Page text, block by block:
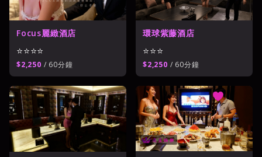
Focus麗緻酒店
⭐⭐⭐⭐
$2,250 / 60分鐘
環球紫藤酒店
⭐⭐⭐
$2,250 / 60分鐘